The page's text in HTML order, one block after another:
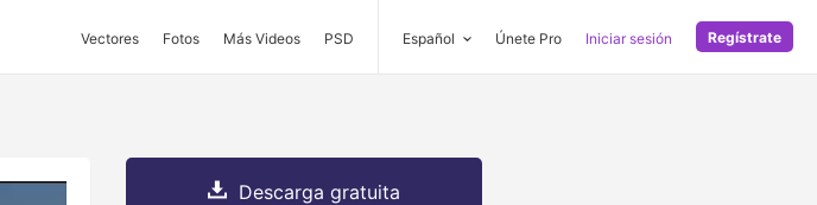
Vectores Fotos Más Videos PSD Español Únete Pro Iniciar sesión Regístrate
Descarga gratuita